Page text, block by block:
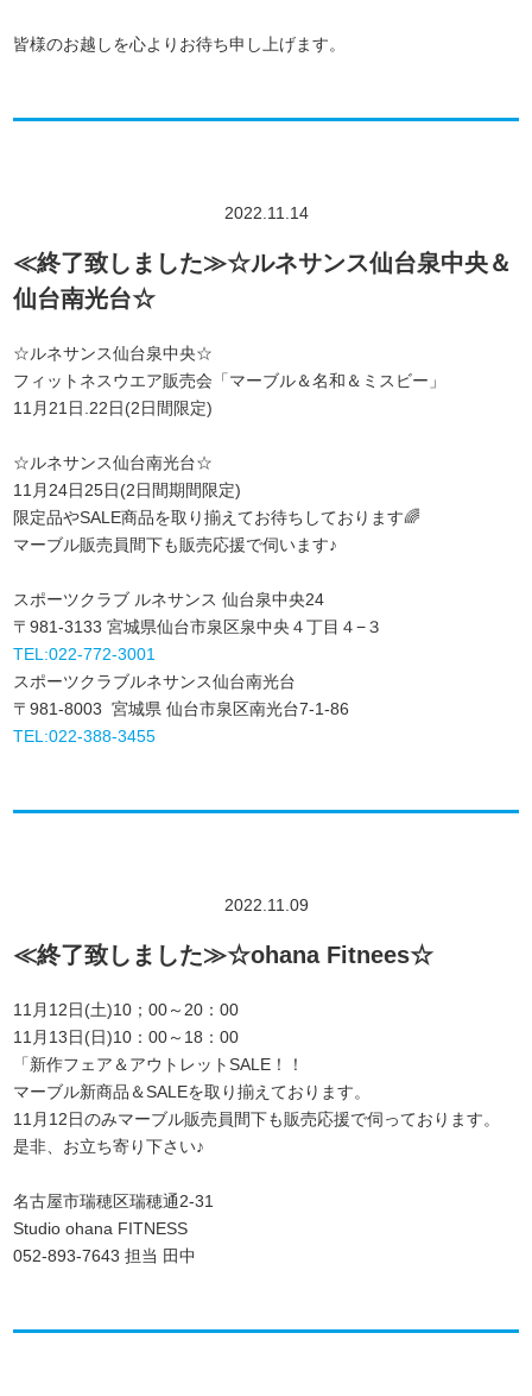
皆様のお越しを心よりお待ち申し上げます。
2022.11.14
≪終了致しました≫☆ルネサンス仙台泉中央＆
仙台南光台☆
☆ルネサンス仙台泉中央☆
フィットネスウエア販売会「マーブル＆名和＆ミスビー」
11月21日.22日(2日間限定)
☆ルネサンス仙台南光台☆
11月24日25日(2日間期間限定)
限定品やSALE商品を取り揃えてお待ちしております🌈
マーブル販売員間下も販売応援で伺います♪
スポーツクラブ ルネサンス 仙台泉中央24
〒981-3133 宮城県仙台市泉区泉中央４丁目４−３
TEL:022-772-3001
スポーツクラブルネサンス仙台南光台
〒981-8003 宮城県 仙台市泉区南光台7-1-86
TEL:022-388-3455
2022.11.09
≪終了致しました≫☆ohana Fitnees☆
11月12日(土)10；00～20：00
11月13日(日)10：00～18：00
「新作フェア＆アウトレットSALE！！
マーブル新商品＆SALEを取り揃えております。
11月12日のみマーブル販売員間下も販売応援で伺っております。
是非、お立ち寄り下さい♪
名古屋市瑞穂区瑞穂通2-31
Studio ohana FITNESS
052-893-7643 担当 田中